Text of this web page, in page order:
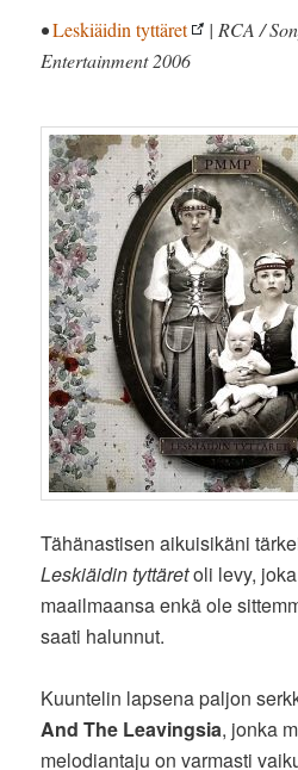
•Leskiäidin tyttäret
| RCA /
Entertainment 2006
Tähänastisen aikuisikäni
Leskiäidin tyttäretoli levy,
maailmaansa enkä ole
saati halunnut.
Kuuntelin lapsena paljon
And The Leavingsia, jonka
melodiantaju on varmasti